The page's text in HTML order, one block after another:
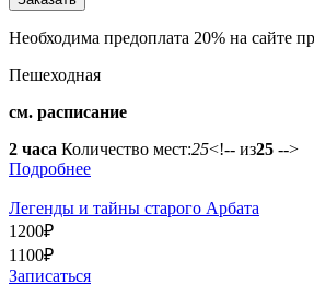
Необходима предоплата 20% на сайте
Пешеходная
см. расписание
2 часа Количество мест:25<!-- из25 -->
Подробнее
Легенды и тайны старого Арбата
1200₽
1100₽
Записаться